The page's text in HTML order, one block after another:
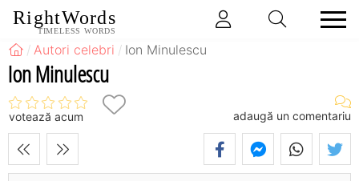
RightWords
TIMELESS WORDS
Autori celebri Ion Minulescu
Ion Minulescu
votează acum adaugă un comentariu